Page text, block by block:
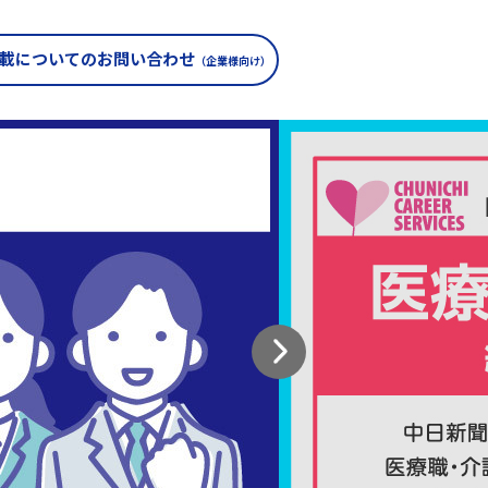
についてのお問い合わせ （企業様向け）